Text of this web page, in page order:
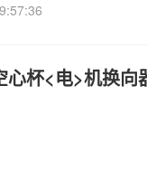
杯<电>机换向